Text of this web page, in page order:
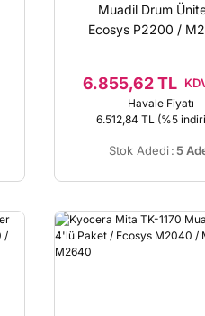
Muadil Drum
Ecosys P2200 /
6.855,62 TL
Havale Fiyatı
6.512,84 TL (%5
Stok Adedi : 5